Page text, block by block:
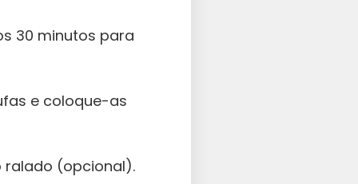
30 minutos para
e coloque-as
ralado (opcional).